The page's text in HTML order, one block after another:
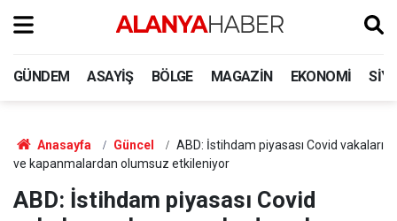
GÜNDEM ASAYIŞ BÖLGE MAGAZIN EKONOMI
Anasayfa Güncel
ABD: İstihdam piyasası Covid vakaları
ve kapanmalardan olumsuz etkileniyor
ABD: İstihdam piyasası Covid